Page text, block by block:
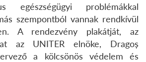
egészségügyi problémákkal
szempontból vannak rendkívül
A rendezvény plakátját, az
az UNITER elnöke, Dragoș
a kölcsönös védelem és